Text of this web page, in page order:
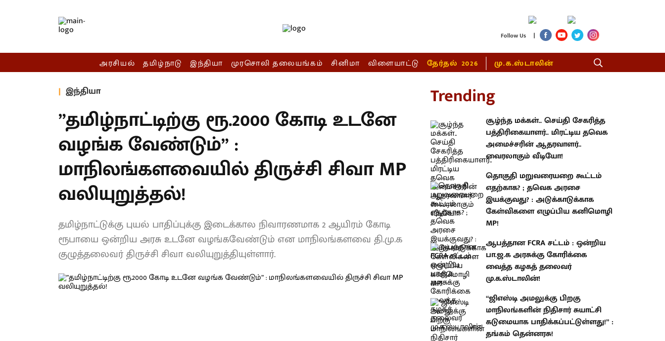
Follow Us |
அரசியல் தமிழ்நாடு இந்தியா முரசொலி தலையங்கம் சினிமா விளையாட்டு தேர்தல் 2026 மு.க.ஸ்டாலின்
இந்தியா
”தமிழ்நாட்டிற்கு ரூ.2000 கோடி உடனே
வழங்க வேண்டும்” :
மாநிலங்களவையில் திருச்சி சிவா MP
வலியுறுத்தல்!
தமிழ்நாட்டுக்கு புயல் பாதிப்புக்கு இடைக்கால நிவாரணமாக 2 ஆயிரம் கோடி
ரூபாயை ஒன்றிய அரசு உடனே வழங்கவேண்டும் என மாநிலங்களவை தி.மு.க
குழுத்தலைவர் திருச்சி சிவா வலியுறுத்தியுள்ளார்.
Trending
சூழ்ந்த மக்கள்.. செய்தி சேகரித்த
பத்திரிகையாளர்.. மிரட்டிய தவெக
அமைச்சரின் ஆதரவாளர்..
வைரலாகும் வீடியோ!
தொகுதி மறுவரையறை கூட்டம்
எதற்காக? ; தவெக அரசை
இயக்குவது? : அடுக்காடுக்காக
கேள்விகளை எழுப்பிய கனிமொழி
MP!
ஆபத்தான FCRA சட்டம் : ஒன்றிய
பா.ஜ.க அரசுக்கு கோரிக்கை
வைத்த கழகத் தலைவர்
மு.க.ஸ்டாலின்!
“ஜிஎஸ்டி அமலுக்கு பிறகு
மாநிலங்களின் நிதிசார் சுயாட்சி
கடுமையாக பாதிக்கப்பட்டுள்ளது!” :
தங்கம் தென்னரசு!